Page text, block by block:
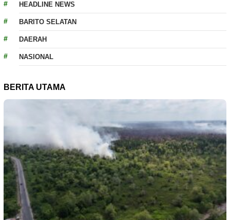
HEADLINE NEWS
BARITO SELATAN
DAERAH
NASIONAL
BERITA UTAMA